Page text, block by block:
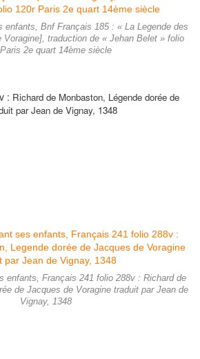
enfants, Bnf Français 185 : « La Legende des
traduction de « Jehan Belet » folio
2e quart 14ème siècle
: Richard de Monbaston, Légende dorée de
par Jean de Vignay, 1348
enfants, Français 241 folio 288v : Richard de
de Jacques de Voragine traduit par Jean de
Vignay, 1348